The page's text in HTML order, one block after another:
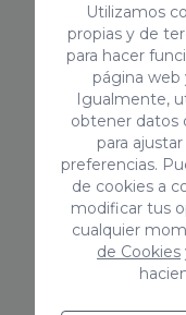
Utilizamos
propias y de
para hacer
página web
Igualmente,
obtener datos
para
preferencias.
de cookies a
modificar tus
cualquier
de Cookies
Tu
a desarrollar
corporativa
mejorar tu
Nos
de
El Marketing:
determinar
una acción
Potenciar tu